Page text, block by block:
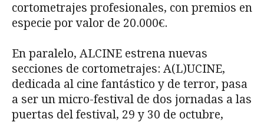
cortometrajes profesionales, con premios en
especie por valor de 20.000€.
En paralelo, ALCINE estrena nuevas
secciones de cortometrajes: A(L)UCINE,
dedicada al cine fantástico y de terror, pasa
a ser un micro-festival de dos jornadas a las
puertas del festival, 29 y 30 de octubre,